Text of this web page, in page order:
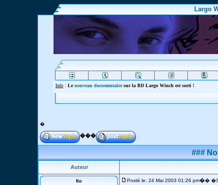
Largo
Info Webmaster
�
���
###
Auteur
fio Posté le: 24 Mai 2003 01:26 pm��